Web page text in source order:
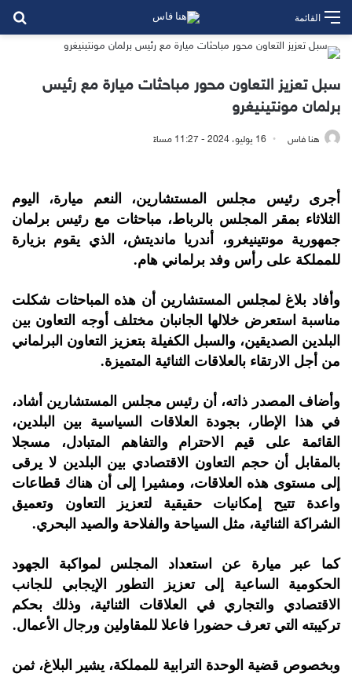
القائمة
سبل تعزيز التعاون محور مباحثات ميارة مع رئيس
برلمان مونتينيغرو
هنا فاس 16 يوليو، 2024 - 11:27 مساءً
أجرى رئيس مجلس المستشارين، النعم ميارة، اليوم
الثلاثاء بمقر المجلس بالرباط، مباحثات مع رئيس برلمان
جمهورية مونتينيغرو، أندريا مانديتش، الذي يقوم بزيارة
للمملكة على رأس وفد برلماني هام.
وأفاد بلاغ لمجلس المستشارين أن هذه المباحثات شكلت
مناسبة استعرض خلالها الجانبان مختلف أوجه التعاون بين
البلدين الصديقين، والسبل الكفيلة بتعزيز التعاون البرلماني
من أجل الارتقاء بالعلاقات الثنائية المتميزة.
وأضاف المصدر ذاته، أن رئيس مجلس المستشارين أشاد،
في هذا الإطار، بجودة العلاقات السياسية بين البلدين،
القائمة على قيم الاحترام والتفاهم المتبادل، مسجلا
بالمقابل أن حجم التعاون الاقتصادي بين البلدين لا يرقى
إلى مستوى هذه العلاقات، ومشيرا إلى أن هناك قطاعات
واعدة تتيح إمكانيات حقيقية لتعزيز التعاون وتعميق
الشراكة الثنائية، مثل السياحة والفلاحة والصيد البحري.
كما عبر ميارة عن استعداد المجلس لمواكبة الجهود
الحكومية الساعية إلى تعزيز التطور الإيجابي للجانب
الاقتصادي والتجاري في العلاقات الثنائية، وذلك بحكم
تركيبته التي تعرف حضورا فاعلا للمقاولين ورجال الأعمال.
وبخصوص قضية الوحدة الترابية للمملكة، يشير البلاغ، ثمن